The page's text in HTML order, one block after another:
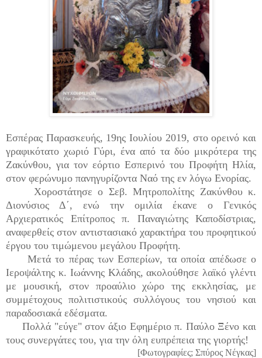
Εσπέρας Παρασκευής, 19ης Ιουλίου 2019, στο ορεινό και
γραφικότατο χωριό Γύρι, ένα από τα δύο μικρότερα της
Ζακύνθου, για τον εόρτιο Εσπερινό του Προφήτη Ηλία,
στον φερώνυμο πανηγυρίζοντα Ναό της εν λόγω Ενορίας.
Χοροστάτησε ο Σεβ. Μητροπολίτης Ζακύνθου κ.
Διονύσιος Δ΄, ενώ την ομιλία έκανε ο Γενικός
Αρχιερατικός Επίτροπος π. Παναγιώτης Καποδίστριας,
αναφερθείς στον αντιστασιακό χαρακτήρα του προφητικού
έργου του τιμώμενου μεγάλου Προφήτη.
Μετά το πέρας των Εσπερίων, τα οποία απέδωσε ο
Ιεροψάλτης κ. Ιωάννης Κλάδης, ακολούθησε λαϊκό γλέντι
με μουσική, στον προαύλιο χώρο της εκκλησίας, με
συμμέτοχους πολιτιστικούς συλλόγους του νησιού και
παραδοσιακά εδέσματα.
Πολλά "εύγε" στον άξιο Εφημέριο π. Παύλο Ξένο και
τους συνεργάτες του, για την όλη ευπρέπεια της γιορτής!
[Φωτογραφίες; Σπύρος Νέγκας]